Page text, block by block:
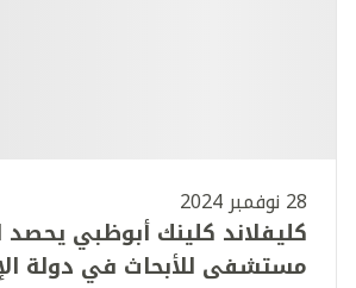
28 نوفمبر 2024
كليفلاند كلينك أبوظبي
مستشفى للأبحاث في دولة